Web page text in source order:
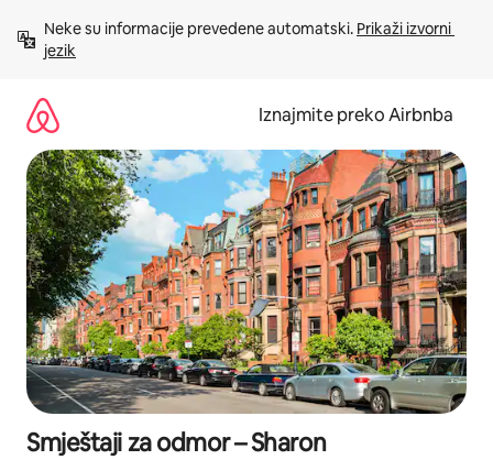
sadržaj
Neke su informacije prevedene automatski. Prikaži izvorni
jezik
Iznajmite preko Airbnba
Smještaji za odmor – Sharon